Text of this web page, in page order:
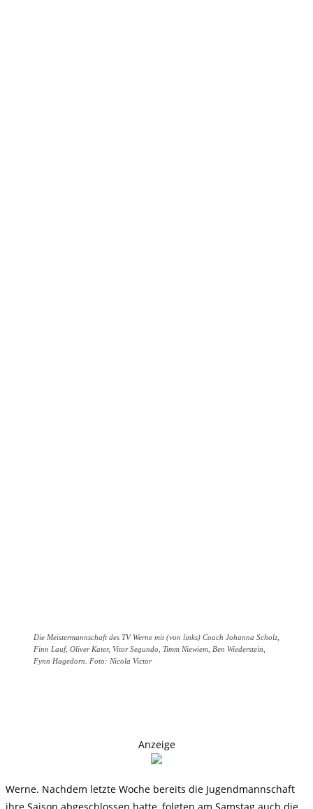
Die Meistermannschaft des TV Werne mit (von links) Coach Johanna Scholz,
Finn Lauf, Oliver Kater, Vitor Segundo, Timm Niewiem, Ben Wiederstein,
Fynn Hagedorn. Foto: Nicola Victor
Anzeige
Werne. Nachdem letzte Woche bereits die Jugendmannschaft